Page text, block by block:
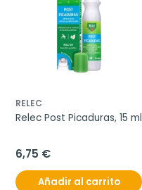
RELEC
Relec Post Picaduras, 15 ml
6,75 €
Añadir al carrito